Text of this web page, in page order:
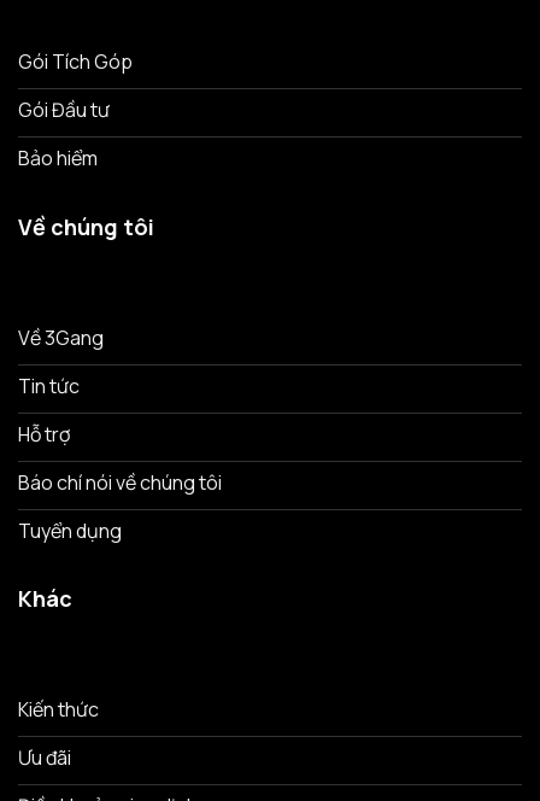
Gói Tích Góp
Gói Đầu tư
Bảo hiểm
Về chúng tôi
Về 3Gang
Tin tức
Hỗ trợ
Báo chí nói về chúng tôi
Tuyển dụng
Khác
Kiến thức
Ưu đãi